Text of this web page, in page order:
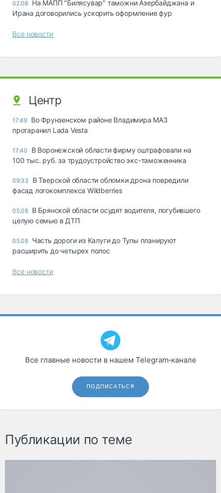
02.08 На МАПП "Билясувар" таможни Азербайджана и
Ирана договорились ускорить оформление фур
Все новости
Центр
17:49 Во Фрунзенском районе Владимира МАЗ
протаранил Lada Vesta
17:40
В Воронежской области фирму оштрафовали на
100 тыс. руб. за трудоустройство экс-таможенника
09:33
В Тверской области обломки дрона повредили
фасад логокомплекса Wildberries
05.08 В Брянской области осудят водителя, погубившего
целую семью в ДТП
05.08 Часть дороги из Калуги до Тулы планируют
расширить до четырех полос
Все новости
Все главные новости в нашем Telegram‑канале
ПОДПИСАТЬСЯ
Публикации по теме